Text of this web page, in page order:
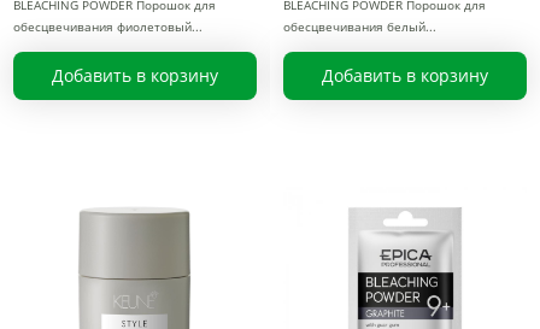
BLEACHING POWDER Порошок для
обесцвечивания фиолетовый
Добавить в корзину
BLEACHING POWDER Порошок для
обесцвечивания белый
Добавить в корзину